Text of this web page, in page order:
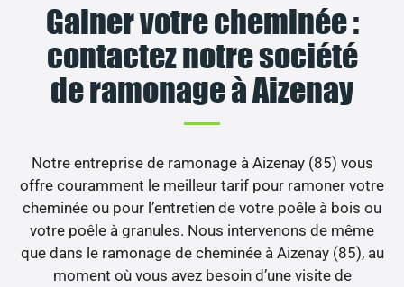
Gainer votre cheminée :
contactez notre société
de ramonage à Aizenay
Notre entreprise de ramonage à Aizenay (85) vous
offre couramment le meilleur tarif pour ramoner votre
cheminée ou pour l’entretien de votre poêle à bois ou
votre poêle à granules. Nous intervenons de même
que dans le ramonage de cheminée à Aizenay (85), au
moment où vous avez besoin d’une visite de